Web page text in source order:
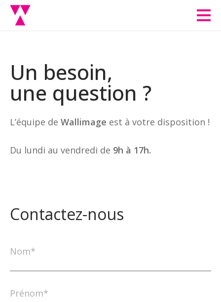
Un besoin,
une question ?
L’équipe de Wallimage est à votre disposition !
Du lundi au vendredi de 9h à 17h.
Contactez-nous
Nom*
Prénom*